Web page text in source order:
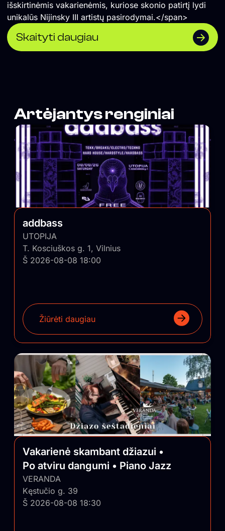
išskirtinėmis vakarienėmis, kuriose skonio patirtį lydi
unikalūs Nijinsky III artistų pasirodymai.</span>
Skaityti daugiau
Artėjantys renginiai
addbass
UTOPIJA
T. Kosciuškos g. 1, Vilnius
Š 2026-08-08 18:00
Žiūrėti daugiau
Vakarienė skambant džiazui •
Po atviru dangumi • Piano Jazz
VERANDA
Kęstučio g. 39
Š 2026-08-08 18:30